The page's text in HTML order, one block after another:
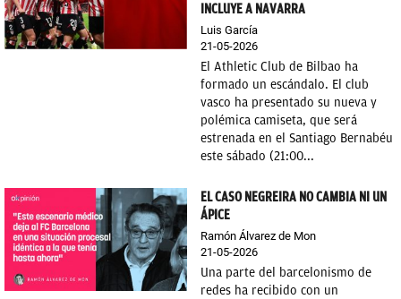
INCLUYE A NAVARRA
Luis García
21-05-2026
El Athletic Club de Bilbao ha
formado un escándalo. El club
vasco ha presentado su nueva y
polémica camiseta, que será
estrenada en el Santiago Bernabéu
este sábado (21:00...
EL CASO NEGREIRA NO CAMBIA NI UN
ÁPICE
Ramón Álvarez de Mon
21-05-2026
Una parte del barcelonismo de
redes ha recibido con un